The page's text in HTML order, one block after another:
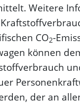
Weitere
CO2-
können
der an